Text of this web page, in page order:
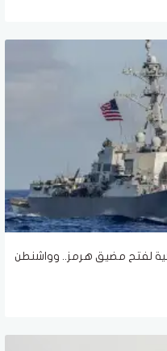
لفتح مضيق هرمز.. وواشنطن